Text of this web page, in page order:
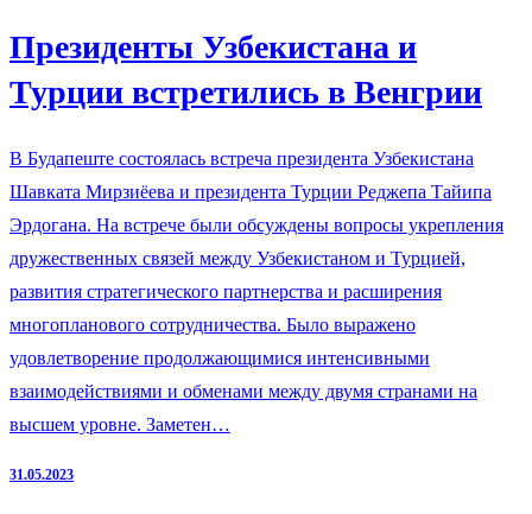
Президенты Узбекистана и
Турции встретились в Венгрии
В Будапеште состоялась встреча президента Узбекистана
Шавката Мирзиёева и президента Турции Реджепа Тайипа
Эрдогана. На встрече были обсуждены вопросы укрепления
дружественных связей между Узбекистаном и Турцией,
развития стратегического партнерства и расширения
многопланового сотрудничества. Было выражено
удовлетворение продолжающимися интенсивными
взаимодействиями и обменами между двумя странами на
высшем уровне. Заметен…
31.05.2023